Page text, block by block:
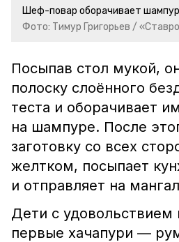
Шеф-повар оборачивает
Фото: Тимур Григорьев /
Посыпав стол мукой,
полоску слоённого
теста и оборачивает
на шампуре. После
заготовку со всех
желтком, посыпает
и отправляет на
Дети с удовольствием
первые хачапури —